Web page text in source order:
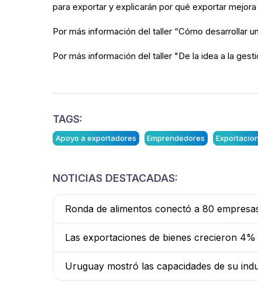
para exportar y explicarán por qué exportar
Por más información del taller “Cómo desarrollar
Por más información del taller "De la idea a la
TAGS:
Apoyo a exportadores Emprendedores
NOTICIAS DESTACADAS:
Ronda de alimentos conectó a 80
Las exportaciones de bienes crecieron
Uruguay mostró las capacidades de su